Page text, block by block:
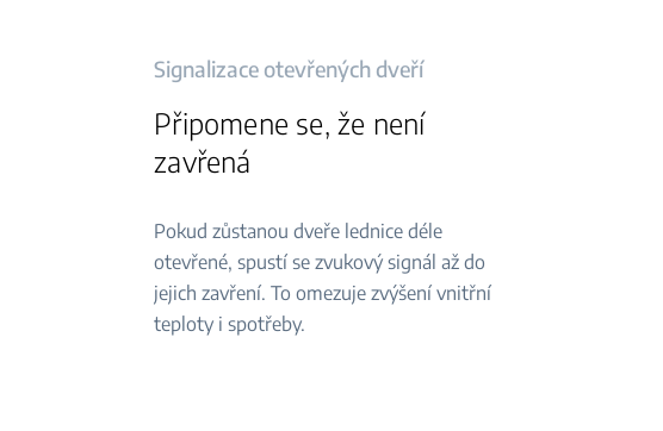
Signalizace otevřených dveří
Připomene se, že není
zavřená
Pokud zůstanou dveře lednice déle
otevřené, spustí se zvukový signál až do
jejich zavření. To omezuje zvýšení vnitřní
teploty i spotřeby.